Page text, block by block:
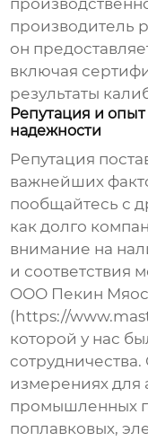
производитель
он
включая
результаты
Репутация и
надежности
Репутация
важнейших
пообщайтесь с
как долго
внимание на
и соответствия
ООО Пекин
(https://
которой у нас
измерениях для
промышленных
поплавковых,